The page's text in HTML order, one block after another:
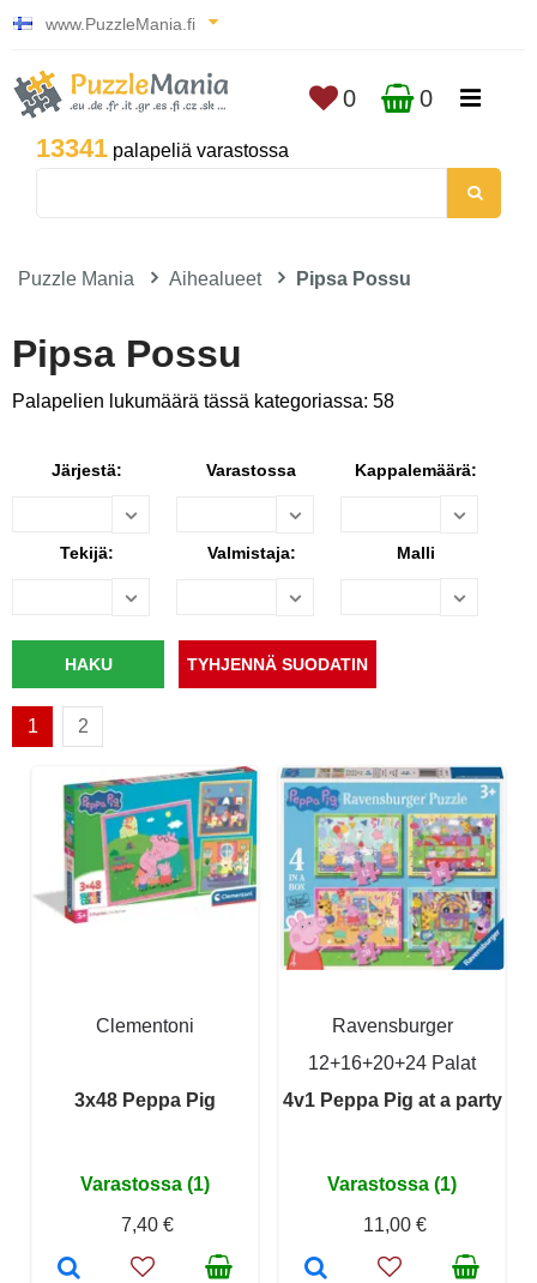
www.PuzzleMania.fi
13341 palapeliä varastossa
0 0
Puzzle Mania Aihealueet Pipsa Possu
Pipsa Possu
Palapelien lukumäärä tässä kategoriassa: 58
Järjestä: Varastossa Kappalemäärä:
Tekijä: Valmistaja: Malli
1 2
Clementoni
3x48 Peppa Pig
Varastossa (1)
7,40 €
Ravensburger
12+16+20+24 Palat
4v1 Peppa Pig at a party
Varastossa (1)
11,00 €